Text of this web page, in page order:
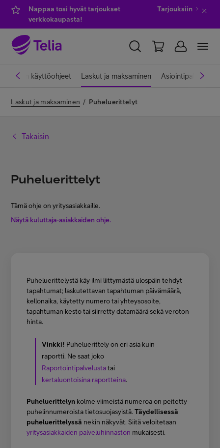
Nappaa tosi hyvät tarjoukset
verkkokaupasta!
Tarjouksiin
YKSITYISILLE YRITYKSILLE WHOLESALE
EN SV
käyttöohjeet Laskut ja maksaminen Asiointipalvelut
Laskut ja maksaminen / Puheluerittelyt
Takaisin
Puheluerittelyt
Tämä ohje on yritysasiakkaille.
Näytä kuluttaja-asiakkaiden ohje.
Puheluerittelystä käy ilmi liittymästä ulospäin tehdyt
tapahtumat; laskutettavan tapahtuman päivämäärä,
kellonaika, käytetty numero tai yhteysosoite,
tapahtuman kesto tai siirretty datamäärä sekä veroton
hinta.
Vinkki! Puheluerittely on eri asia kuin
raportti. Ne saat joko
Raportointipalvelustatai
kertaluontoisina raportteina.
Puheluerittelyn kolme viimeistä numeroa on peitetty
puhelinnumeroista tietosuojasyistä.Täydellisessä
puheluerittelyssä nekin näkyvät. Siitä veloitetaan
yritysasiakkaiden palveluhinnaston mukaisesti.